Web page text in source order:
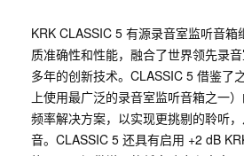
KRK CLASSIC 5 有源录音室监听音箱
质准确性和性能，融合了世界领先录
多年的创新技术。CLASSIC 5 借鉴了
上使用最广泛的录音室监听音箱之一
频率解决方案，以实现更挑剔的聆听
音。CLASSIC 5 还具有启用 +2 dB